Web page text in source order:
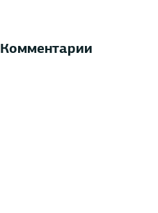
Комментарии